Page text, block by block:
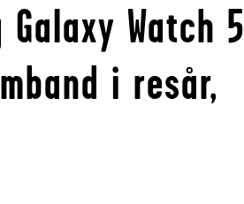
Galaxy Watch 5
i resår,